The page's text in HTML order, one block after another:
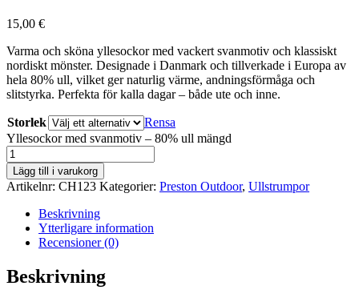
15,00 €
Varma och sköna yllesockor med vackert svanmotiv och klassiskt
nordiskt mönster. Designade i Danmark och tillverkade i Europa av
hela 80% ull, vilket ger naturlig värme, andningsförmåga och
slitstyrka. Perfekta för kalla dagar – både ute och inne.
Storlek
Rensa
Yllesockor med svanmotiv – 80% ull mängd
Lägg till i varukorg
Artikelnr: CH123 Kategorier: Preston Outdoor, Ullstrumpor
Beskrivning
Ytterligare information
Recensioner (0)
Beskrivning